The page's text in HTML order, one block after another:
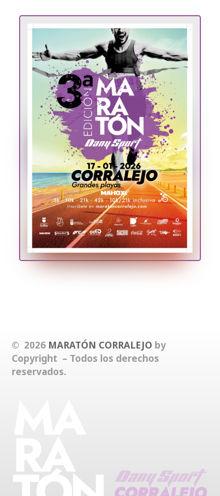
© 2026 MARATÓN CORRALEJO by
Copyright – Todos los derechos
reservados.